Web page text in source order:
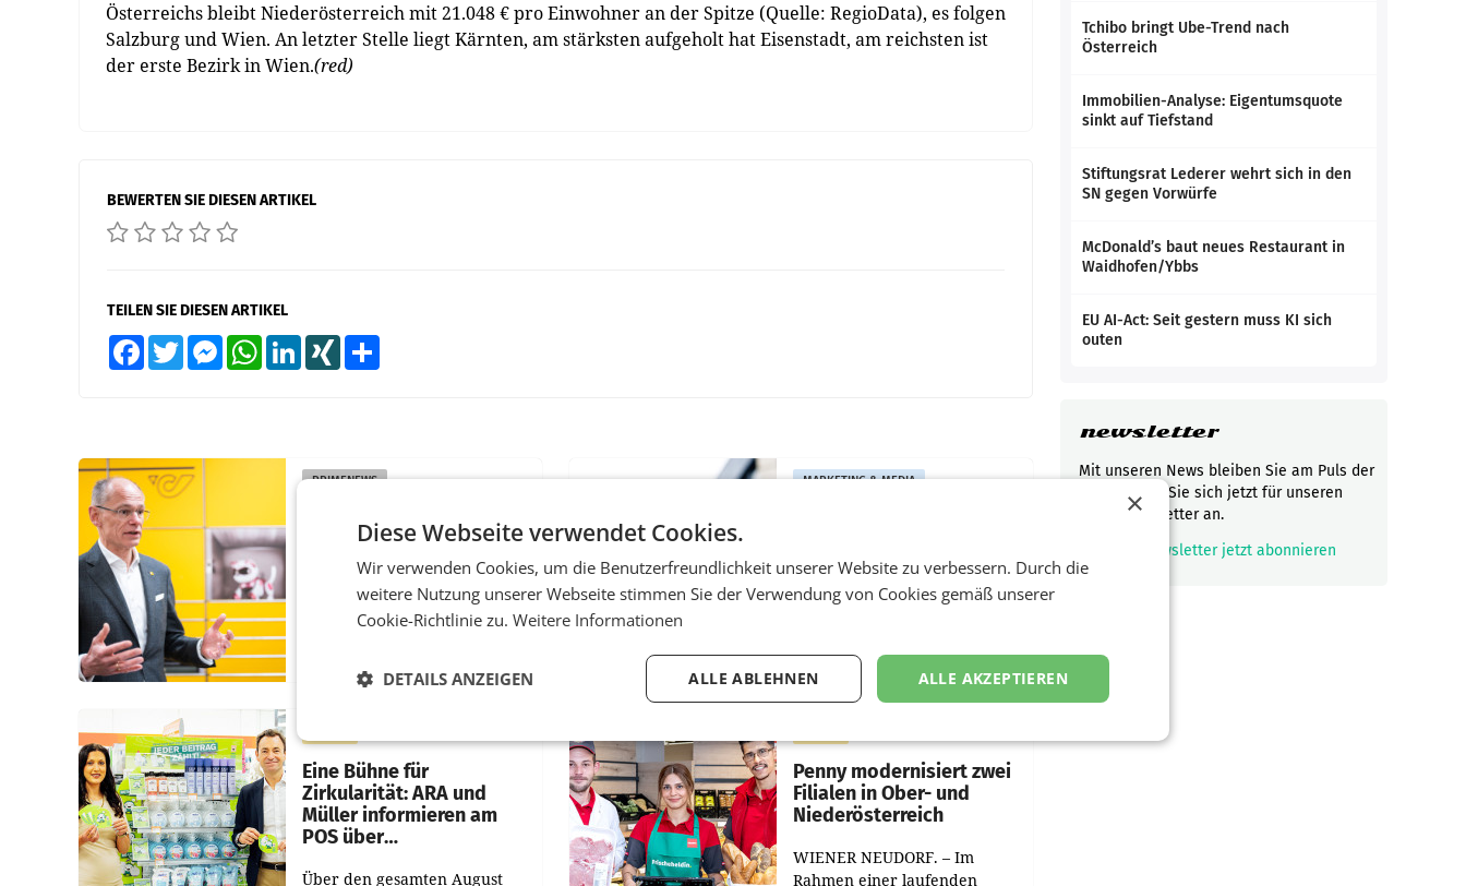
Österreichs bleibt Niederösterreich mit 21.048 € pro Einwohner an der Spitze (Quelle: RegioData), es folgen
Salzburg und Wien. An letzter Stelle liegt Kärnten, am stärksten aufgeholt hat Eisenstadt, am reichsten ist
der erste Bezirk in Wien.(red)
BEWERTEN SIE DIESEN ARTIKEL
TEILEN SIE DIESEN ARTIKEL
FacebookTwitter MessengerWhatsAppLinkedInXING
PRIMENEWS
Österreichische Post:
Umsatzplus im ersten
Halbjahr trotz schwachem
Briefgeschäft
WIEN Die Österreichische Post
einen Konzernumsatz von
von 3,8 Prozent gegenüber
dem Vergleichszeitraum
MARKETING & MEDIA
Gewinn
UNTERFÖHRING/MAILAND/AMSTERDAM.
ProSiebenSat.1 hat im Frühjahr
dank Kostensenkungen
operativ wieder Gewinn
Markterwartung deutlich
übertroffen.
Eine Bühne für
Zirkularität: ARA und
Müller informieren am
POS über
Über den gesamten August
Penny modernisiert zwei
Filialen in Ober- und
Niederösterreich
WIENER NEUDORF. – Im
Rahmen einer laufenden
Tchibo bringt Ube-Trend nach
Österreich
Immobilien-Analyse: Eigentumsquote
sinkt auf Tiefstand
Stiftungsrat Lederer wehrt sich in den
SN gegen Vorwürfe
McDonald’s baut neues Restaurant in
Waidhofen/Ybbs
EU AI-Act: Seit gestern muss KI sich
outen
newsletter
Mit unseren News bleiben Sie am Puls der
Zeit! Melden Sie sich jetzt für unseren
gratis Newsletter an.
Newsletter jetzt abonnieren
×
Diese Webseite verwendet Cookies.
Wir verwenden Cookies, um die Benutzerfreundlichkeit unserer Website zu verbessern. Durch die
weitere Nutzung unserer Webseite stimmen Sie der Verwendung von Cookies gemäß unserer
Cookie-Richtlinie zu. Weitere Informationen
ALLE AKZEPTIEREN
ALLE ABLEHNEN
DETAILS ANZEIGEN